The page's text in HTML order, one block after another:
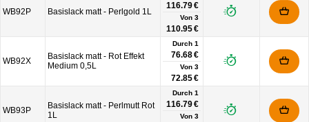
WB92P Basislack matt - Perlgold 1L
116.79 €
Von 3
110.95 €
WB92X
Basislack matt - Rot Effekt
Medium 0,5L
Durch 1
76.68 €
Von 3
72.85 €
WB93P
Basislack matt - Perlmutt Rot
1L
Durch 1
116.79 €
Von 3